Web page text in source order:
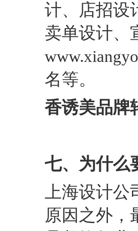
计、店招设
卖单设计、
名等。
香诱美品牌
七、 为什么
上海设计
原因之外，